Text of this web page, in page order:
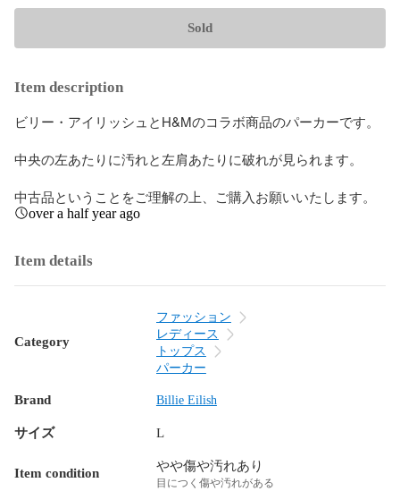
Sold
Item description
ビリー・アイリッシュとH&Mのコラボ商品のパーカーです。
中央の左あたりに汚れと左肩あたりに破れが見られます。
中古品ということをご理解の上、ご購入お願いいたします。
over a half year ago
Item details
Category
ファッション
レディース
トップス
パーカー
Brand Billie Eilish
サイズ L
Item condition やや傷や汚れあり
目につく傷や汚れがある